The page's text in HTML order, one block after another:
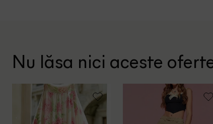
Nu lăsa nici aceste